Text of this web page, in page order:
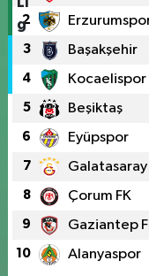
2
3 Başakşehir
4 Kocaelispor
5 Beşiktaş
6 Eyüpspor
7 Galatasaray
8 Çorum FK
9 Gaziantep
10 Alanyaspor